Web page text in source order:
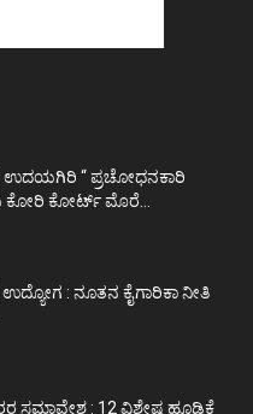
ಉದಯಗಿರಿ “ ಪ್ರಚೋಧನಕಾರಿ
ಕೋರಿ ಕೋರ್ಟ್‌ ಮೊರೆ...
ಉದ್ಯೋಗ : ನೂತನ ಕೈಗಾರಿಕಾ ನೀತಿ
ಸಮಾವೇಶ : 12 ವಿಶೇಷ ಹೂಡಿಕೆ